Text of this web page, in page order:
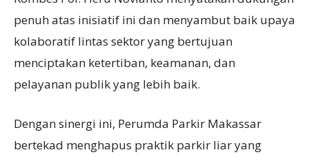
penuh atas inisiatif ini dan menyambut baik upaya
kolaboratif lintas sektor yang bertujuan
menciptakan ketertiban, keamanan, dan
pelayanan publik yang lebih baik.
Dengan sinergi ini, Perumda Parkir Makassar
bertekad menghapus praktik parkir liar yang